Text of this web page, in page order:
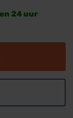
24 uur